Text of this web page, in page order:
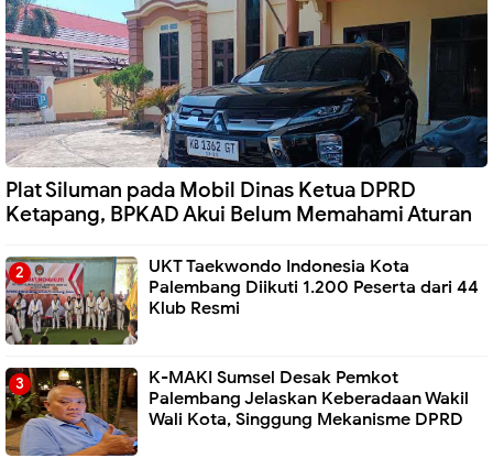
Plat Siluman pada Mobil Dinas Ketua DPRD
Ketapang, BPKAD Akui Belum Memahami Aturan
UKT Taekwondo Indonesia Kota
Palembang Diikuti 1.200 Peserta dari 44
Klub Resmi
K-MAKI Sumsel Desak Pemkot
Palembang Jelaskan Keberadaan Wakil
Wali Kota, Singgung Mekanisme DPRD